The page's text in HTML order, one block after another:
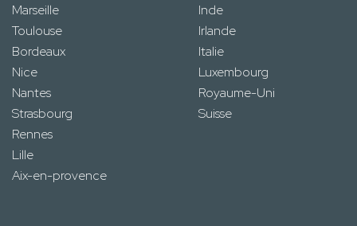
Marseille
Toulouse
Bordeaux
Nice
Nantes
Strasbourg
Rennes
Lille
Aix-en-provence
Inde
Irlande
Italie
Luxembourg
Royaume-Uni
Suisse